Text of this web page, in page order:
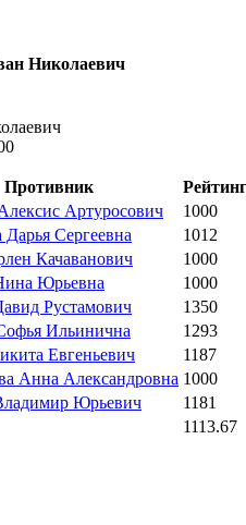
Николаевич
Противник
Рейтинг
Артуросович
1000
Сергеевна
1012
Качаванович
1000
Юрьевна
1000
Рустамович
1350
Ильинична
1293
Евгеньевич
1187
Анна Александровна 1000
Юрьевич
1181
1113.67